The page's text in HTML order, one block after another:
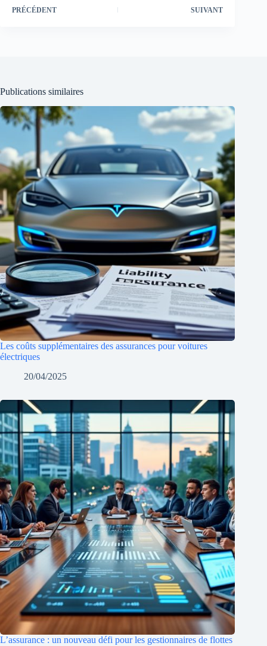
PRÉCÉDENT SUIVANT
Publications similaires
Les coûts supplémentaires des assurances pour voitures
électriques
20/04/2025
L’assurance : un nouveau défi pour les gestionnaires de flottes